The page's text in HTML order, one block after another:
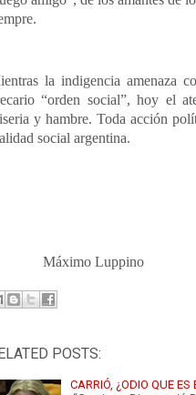
la indigencia amenaza
“orden social”, hoy el
y hambre. Toda acción
social argentina.
Luppino
POSTS:
CARRIÓ, ¿ODIO QUE ES